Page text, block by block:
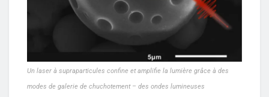
Un laser à supraparticules confine et amplifie la lumière grâce à des
modes de galerie de chuchotement – des ondes lumineuses